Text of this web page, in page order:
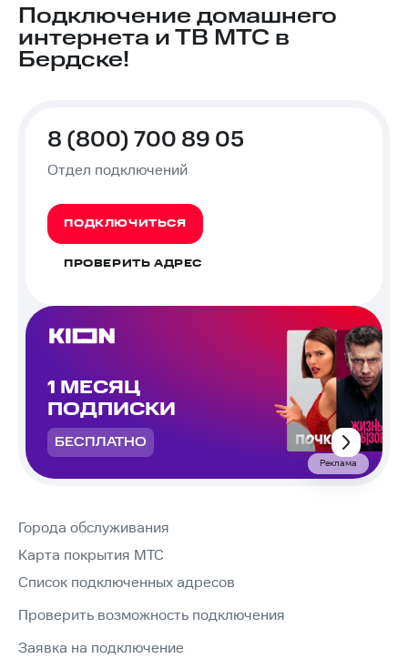
Подключение домашнего
интернета и ТВ МТС в
Бердске!
8 (800) 700 89 05
Отдел подключений
ПОДКЛЮЧИТЬСЯ
ПРОВЕРИТЬ АДРЕС
1 МЕСЯЦ
ПОДПИСКИ
БЕСПЛАТНО
Реклама
Города обслуживания
Карта покрытия МТС
Список подключенных адресов
Проверить возможность подключения
Заявка на подключение